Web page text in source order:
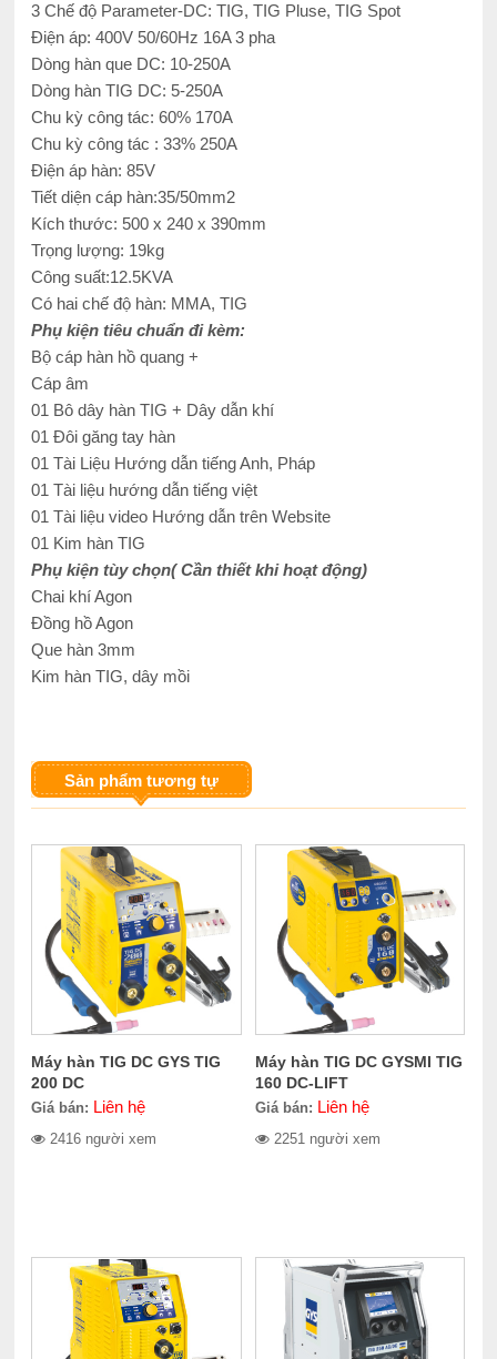
3 Chế độ Parameter-DC: TIG, TIG Pluse, TIG Spot
Điện áp: 400V 50/60Hz 16A 3 pha
Dòng hàn que DC: 10-250A
Dòng hàn TIG DC: 5-250A
Chu kỳ công tác: 60% 170A
Chu kỳ công tác : 33% 250A
Điện áp hàn: 85V
Tiết diện cáp hàn:35/50mm2
Kích thước: 500 x 240 x 390mm
Trọng lượng: 19kg
Công suất:12.5KVA
Có hai chế độ hàn: MMA, TIG
Phụ kiện tiêu chuẩn đi kèm:
Bộ cáp hàn hồ quang +
Cáp âm
01 Bô dây hàn TIG + Dây dẫn khí
01 Đôi găng tay hàn
01 Tài Liệu Hướng dẫn tiếng Anh, Pháp
01 Tài liệu hướng dẫn tiếng việt
01 Tài liệu video Hướng dẫn trên Website
01 Kim hàn TIG
Phụ kiện tùy chọn( Cần thiết khi hoạt động)
Chai khí Agon
Đồng hồ Agon
Que hàn 3mm
Kim hàn TIG, dây mồi
Sản phẩm tương tự
Máy hàn TIG DC GYS TIG
200 DC
Giá bán: Liên hệ
2416 người xem
Máy hàn TIG DC GYSMI TIG
160 DC-LIFT
Giá bán: Liên hệ
2251 người xem